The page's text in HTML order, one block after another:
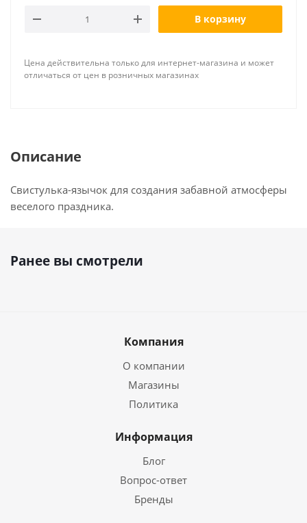
В корзину
Цена действительна только для интернет-магазина и может
отличаться от цен в розничных магазинах
Описание
Свистулька-язычок для создания забавной атмосферы
веселого праздника.
Ранее вы смотрели
Компания
О компании
Магазины
Политика
Информация
Блог
Вопрос-ответ
Бренды